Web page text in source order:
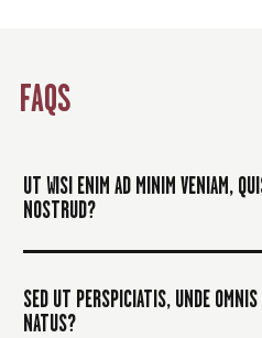
FAQS
UT WISI ENIM AD MINIM VENIAM,
NOSTRUD?
SED UT PERSPICIATIS, UNDE
NATUS?